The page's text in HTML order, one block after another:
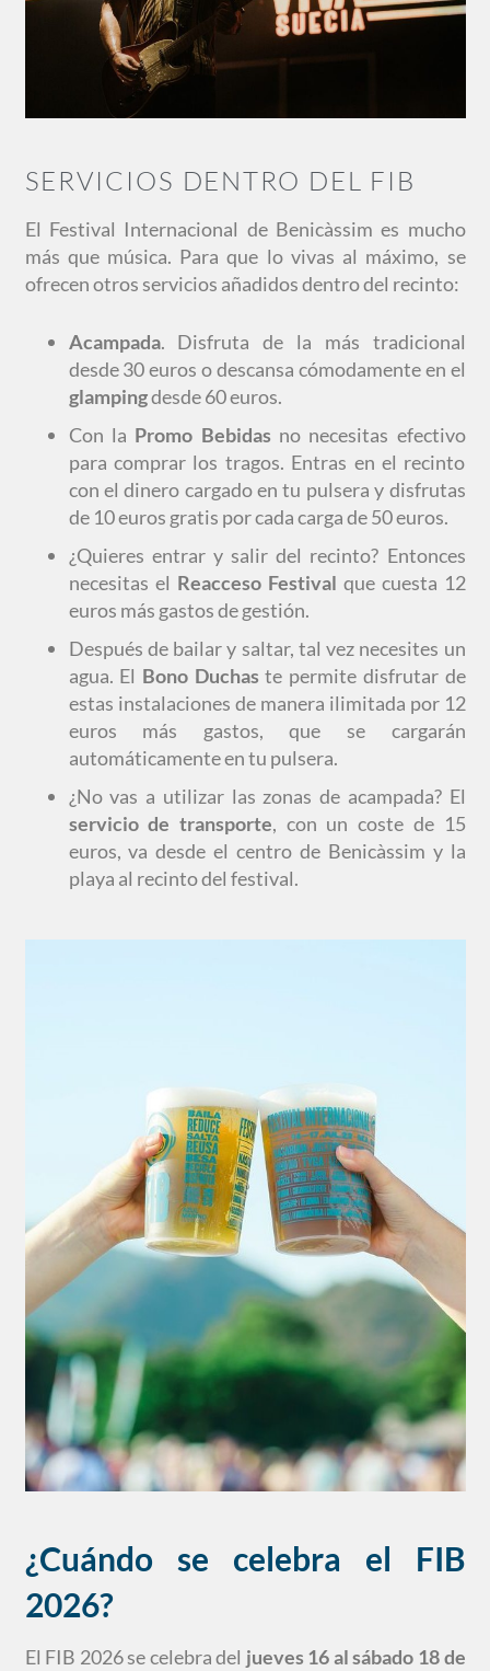
SERVICIOS DENTRO DEL FIB
El Festival Internacional de Benicàssim es mucho
más que música. Para que lo vivas al máximo, se
ofrecen otros servicios añadidos dentro del recinto:
Acampada. Disfruta de la más tradicional
desde 30 euros o descansa cómodamente en el
glampingdesde 60 euros.
Con la Promo Bebidas no necesitas efectivo
para comprar los tragos. Entras en el recinto
con el dinero cargado en tu pulsera y disfrutas
de 10 euros gratis por cada carga de 50 euros.
¿Quieres entrar y salir del recinto? Entonces
necesitas el Reacceso Festival que cuesta 12
euros más gastos de gestión.
Después de bailar y saltar, tal vez necesites un
agua. El Bono Duchas te permite disfrutar de
estas instalaciones de manera ilimitada por 12
euros más gastos, que se cargarán
automáticamente en tu pulsera.
¿No vas a utilizar las zonas de acampada? El
servicio de transporte, con un coste de 15
euros, va desde el centro de Benicàssim y la
playa al recinto del festival.
¿Cuándo se celebra el FIB
2026?
El FIB 2026 se celebra del jueves 16 al sábado 18 de